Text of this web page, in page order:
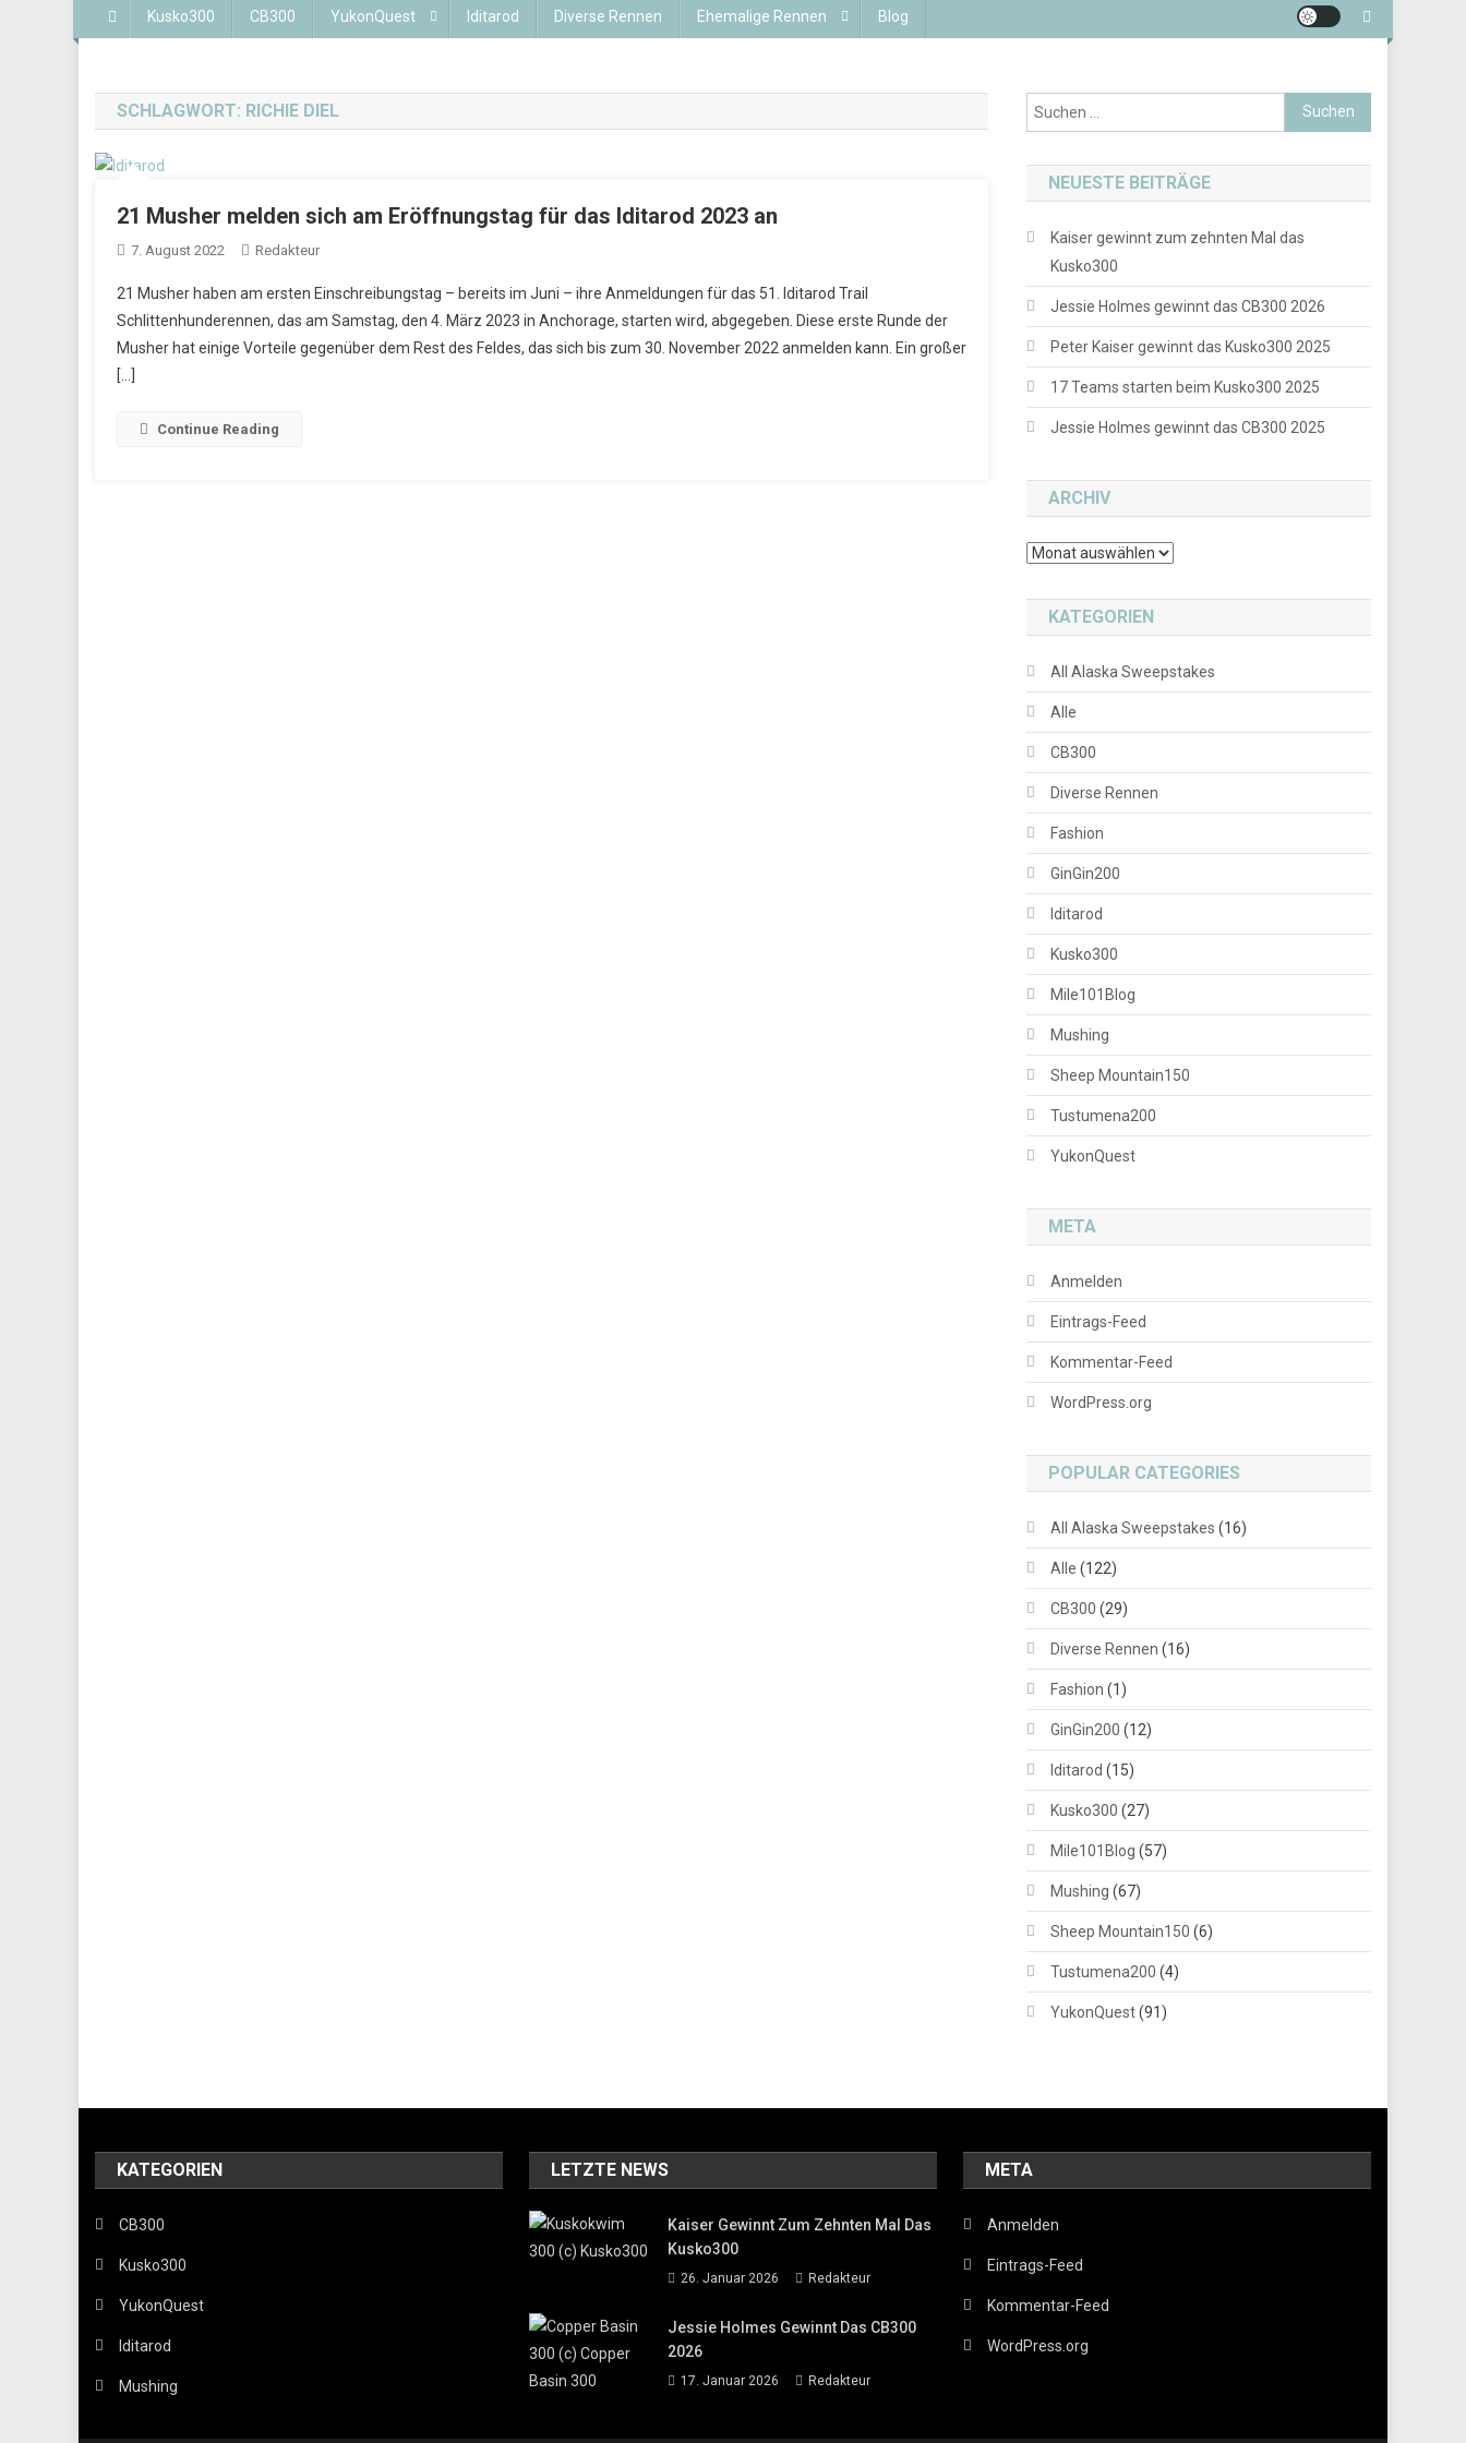
Kusko300 CB300 YukonQuest Iditarod Diverse Rennen Ehemalige Rennen Blog
SCHLAGWORT: RICHIE DIEL
21 Musher melden sich am Eröffnungstag für das Iditarod 2023 an
7. August 2022 Redakteur
21 Musher haben am ersten Einschreibungstag – bereits im Juni – ihre Anmeldungen für das 51. Iditarod Trail
Schlittenhunderennen, das am Samstag, den 4. März 2023 in Anchorage, starten wird, abgegeben. Diese erste Runde der
Musher hat einige Vorteile gegenüber dem Rest des Feldes, das sich bis zum 30. November 2022 anmelden kann. Ein großer
[…]
Continue Reading
Suchen
nach:
NEUESTE BEITRÄGE
Kaiser gewinnt zum zehnten Mal das
Kusko300
Jessie Holmes gewinnt das CB300 2026
Peter Kaiser gewinnt das Kusko300 2025
17 Teams starten beim Kusko300 2025
Jessie Holmes gewinnt das CB300 2025
ARCHIV
Archiv
KATEGORIEN
All Alaska Sweepstakes
Alle
CB300
Diverse Rennen
Fashion
GinGin200
Iditarod
Kusko300
Mile101Blog
Mushing
Sheep Mountain150
Tustumena200
YukonQuest
META
Anmelden
Eintrags-Feed
Kommentar-Feed
WordPress.org
POPULAR CATEGORIES
All Alaska Sweepstakes (16)
Alle (122)
CB300 (29)
Diverse Rennen (16)
Fashion (1)
GinGin200 (12)
Iditarod (15)
Kusko300 (27)
Mile101Blog (57)
Mushing (67)
Sheep Mountain150 (6)
Tustumena200 (4)
YukonQuest(91)
KATEGORIEN
CB300
Kusko300
YukonQuest
Iditarod
Mushing
LETZTE NEWS
Kaiser Gewinnt Zum Zehnten Mal Das
Kusko300
26. Januar 2026 Redakteur
Jessie Holmes Gewinnt Das CB300
2026
17. Januar 2026 Redakteur
META
Anmelden
Eintrags-Feed
Kommentar-Feed
WordPress.org